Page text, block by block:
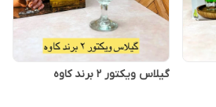
گیلاس ویکتور ۲ برند کاوه